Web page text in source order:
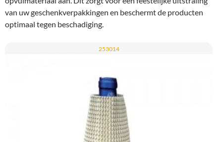
van uw geschenkverpakkingen en beschermt de producten
optimaal tegen beschadiging.
253014